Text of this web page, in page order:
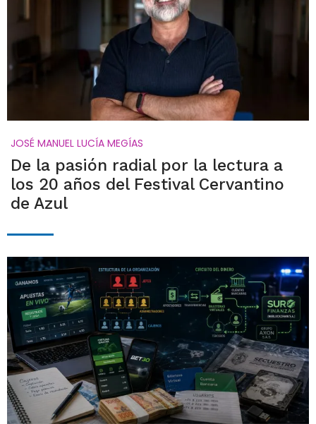
JOSÉ MANUEL LUCÍA MEGÍAS
De la pasión radial por la lectura a
los 20 años del Festival Cervantino
de Azul